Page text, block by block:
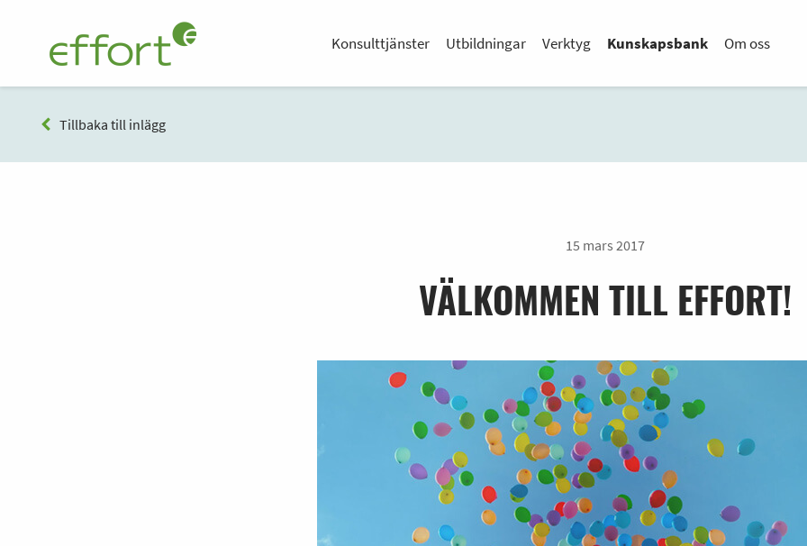
Konsulttjänster Utbildningar Verktyg Kunskapsbank Om oss
Tillbaka till inlägg
15 mars 2017
VÄLKOMMEN TILL EFFORT!